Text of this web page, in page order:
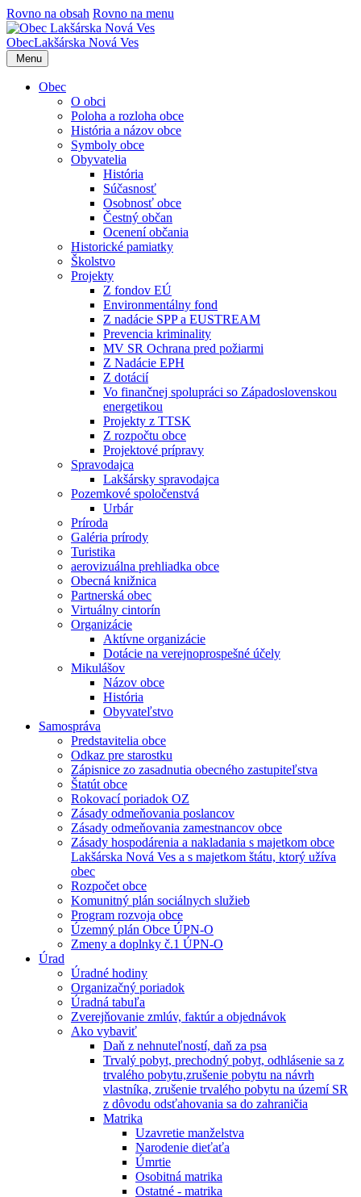
Rovno na obsah Rovno na menu
ObecLakšárska Nová Ves
Menu
Obec
O obci
Poloha a rozloha obce
História a názov obce
Symboly obce
Obyvatelia
História
Súčasnosť
Osobnosť obce
Čestný občan
Ocenení občania
Historické pamiatky
Školstvo
Projekty
Z fondov EÚ
Environmentálny fond
Z nadácie SPP a EUSTREAM
Prevencia kriminality
MV SR Ochrana pred požiarmi
Z Nadácie EPH
Z dotácií
Vo finančnej spolupráci so Západoslovenskou
energetikou
Projekty z TTSK
Z rozpočtu obce
Projektové prípravy
Spravodajca
Lakšársky spravodajca
Pozemkové spoločenstvá
Urbár
Príroda
Galéria prírody
Turistika
aerovizuálna prehliadka obce
Obecná knižnica
Partnerská obec
Virtuálny cintorín
Organizácie
Aktívne organizácie
Dotácie na verejnoprospešné účely
Mikulášov
Názov obce
História
Obyvateľstvo
Samospráva
Predstavitelia obce
Odkaz pre starostku
Zápisnice zo zasadnutia obecného zastupiteľstva
Štatút obce
Rokovací poriadok OZ
Zásady odmeňovania poslancov
Zásady odmeňovania zamestnancov obce
Zásady hospodárenia a nakladania s majetkom obce
Lakšárska Nová Ves a s majetkom štátu, ktorý užíva
obec
Rozpočet obce
Komunitný plán sociálnych služieb
Program rozvoja obce
Územný plán Obce ÚPN-O
Zmeny a doplnky č.1 ÚPN-O
Úrad
Úradné hodiny
Organizačný poriadok
Úradná tabuľa
Zverejňovanie zmlúv, faktúr a objednávok
Ako vybaviť
Daň z nehnuteľností, daň za psa
Trvalý pobyt, prechodný pobyt, odhlásenie sa z
trvalého pobytu,zrušenie pobytu na návrh
vlastníka, zrušenie trvalého pobytu na území SR
z dôvodu odsťahovania sa do zahraničia
Matrika
Uzavretie manželstva
Narodenie dieťaťa
Úmrtie
Osobitná matrika
Ostatné - matrika